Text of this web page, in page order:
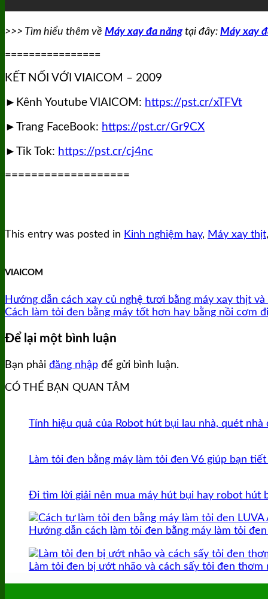
>>> Tìm hiểu thêm về Máy xay đa năngtại đây: Máy xay
================
KẾT NỐI VỚI VIAICOM – 2009
►Kênh Youtube VIAICOM: https://pst.cr/xTFVt
►Trang FaceBook: https://pst.cr/Gr9CX
►Tik Tok: https://pst.cr/cj4nc
===================
This entry was posted in Kinh nghiệm hay, Máy xay thịt,
VIAICOM
Hướng dẫn cách xay củ nghệ tươi bằng máy xay thịt và
Cách làm tỏi đen bằng máy tốt hơn hay bằng nồi cơm
Để lại một bình luận
Bạn phải đăng nhập để gửi bình luận.
CÓ THỂ BẠN QUAN TÂM
Tính hiệu quả của Robot hút bụi lau nhà, quét nhà
Làm tỏi đen bằng máy làm tỏi đen V6 giúp bạn
Đi tìm lời giải nên mua máy hút bụi hay robot hút
Hướng dẫn cách làm tỏi đen bằng máy làm tỏi
Làm tỏi đen bị ướt nhão và cách sấy tỏi đen